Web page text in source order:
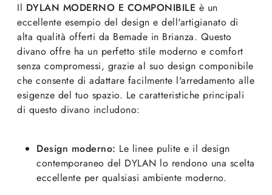
Il DYLAN MODERNO E COMPONIBILE è un
eccellente esempio del design e dell'artigianato di
alta qualità offerti da Bemade in Brianza. Questo
divano offre ha un perfetto stile moderno e comfort
senza compromessi, grazie al suo design componibile
che consente di adattare facilmente l'arredamento alle
esigenze del tuo spazio. Le caratteristiche principali
di questo divano includono:
Design moderno: Le linee pulite e il design
contemporaneo del DYLAN lo rendono una scelta
eccellente per qualsiasi ambiente moderno.